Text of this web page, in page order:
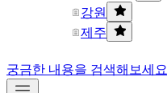
강원
제주
궁금한 내용을 검색해보세요